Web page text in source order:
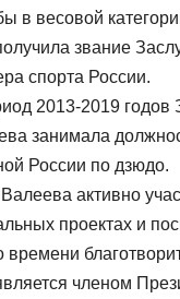
в весовой
звание
спорта России.
2013-2019 годов
занимала
России по дзюдо.
активно
проектах и
времени
членом